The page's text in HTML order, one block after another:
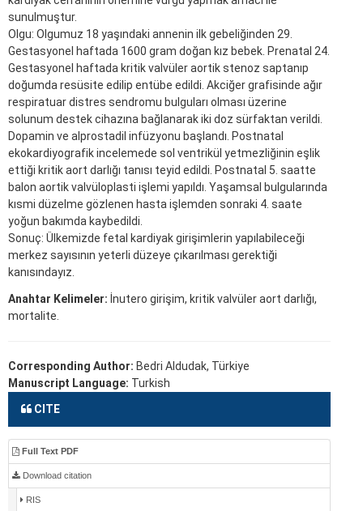
sunulmuştur.
Olgu: Olgumuz 18 yaşındaki annenin ilk gebeliğinden 29.
Gestasyonel haftada 1600 gram doğan kız bebek. Prenatal 24.
Gestasyonel haftada kritik valvüler aortik stenoz saptanıp
doğumda resüsite edilip entübe edildi. Akciğer grafisinde ağır
respiratuar distres sendromu bulguları olması üzerine
solunum destek cihazına bağlanarak iki doz sürfaktan verildi.
Dopamin ve alprostadil infüzyonu başlandı. Postnatal
ekokardiyografik incelemede sol ventrikül yetmezliğinin eşlik
ettiği kritik aort darlığı tanısı teyid edildi. Postnatal 5. saatte
balon aortik valvüloplasti işlemi yapıldı. Yaşamsal bulgularında
kısmi düzelme gözlenen hasta işlemden sonraki 4. saate
yoğun bakımda kaybedildi.
Sonuç: Ülkemizde fetal kardiyak girişimlerin yapılabileceği
merkez sayısının yeterli düzeye çıkarılması gerektiği
kanısındayız.
Anahtar Kelimeler: İnutero girişim, kritik valvüler aort darlığı,
mortalite.
Corresponding Author: Bedri Aldudak, Türkiye
Manuscript Language: Turkish
CITE
Full Text PDF
Download citation
RIS